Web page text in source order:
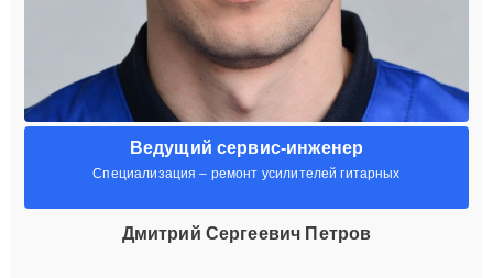
Ведущий сервис-инженер
Специализация – ремонт усилителей гитарных
Дмитрий Сергеевич Петров